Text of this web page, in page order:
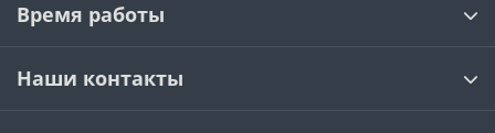
Время работы
Наши контакты